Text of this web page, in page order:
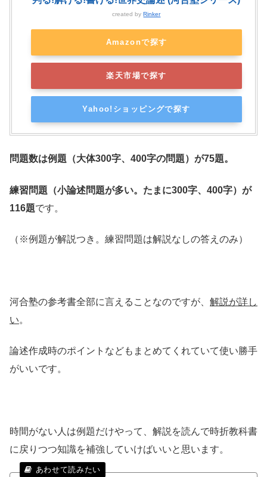
created by Rinker
Amazonで探す
楽天市場で探す
Yahoo!ショッピングで探す
問題数は例題（大体300字、400字の問題）が75題。
練習問題（小論述問題が多い。たまに300字、400字）が
116題です。
（※例題が解説つき。練習問題は解説なしの答えのみ）
河合塾の参考書全部に言えることなのですが、 解説が詳し
い。
論述作成時のポイントなどもまとめてくれていて使い勝手
がいいです。
時間がない人は例題だけやって、解説を読んで時折教科書
に戻りつつ知識を補強していけばいいと思います。